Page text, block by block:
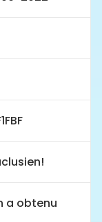
a obtenu